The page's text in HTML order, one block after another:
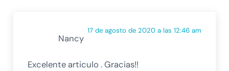
Nancy
17 de agosto de 2020 a las 12:46 am
Excelente articulo . Gracias!!